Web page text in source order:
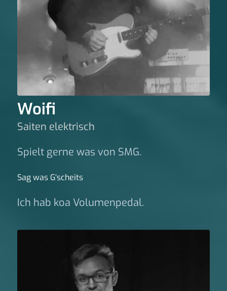
Woifi
Saiten elektrisch
Spielt gerne was von SMG.
Sag was G‘scheits
Ich hab koa Volumenpedal.